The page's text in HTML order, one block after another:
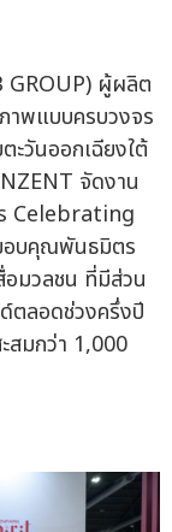
GROUP) ผู้ผลิต
าพแบบครบวงจร
ะวันออกเฉียงใต้
จัดงาน
Celebrating
บคุณพันธมิตร
มวลชน ที่มีส่วน
ตลอดช่วงครึ่งปี
สมกว่า 1,000